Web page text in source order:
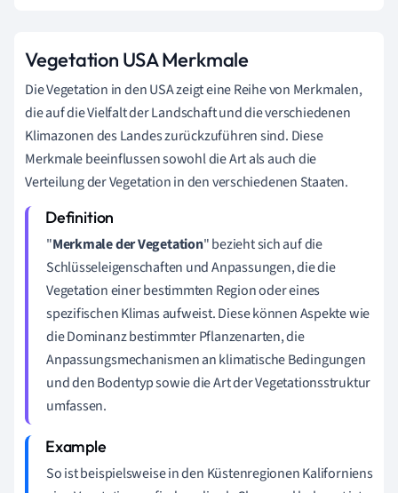
Vegetation USA Merkmale
Die Vegetation in den USA zeigt eine Reihe von Merkmalen,
die auf die Vielfalt der Landschaft und die verschiedenen
Klimazonen des Landes zurückzuführen sind. Diese
Merkmale beeinflussen sowohl die Art als auch die
Verteilung der Vegetation in den verschiedenen Staaten.
"Merkmale der Vegetation" bezieht sich auf die
Schlüsseleigenschaften und Anpassungen, die die
Vegetation einer bestimmten Region oder eines
spezifischen Klimas aufweist. Diese können Aspekte wie
die Dominanz bestimmter Pflanzenarten, die
Anpassungsmechanismen an klimatische Bedingungen
und den Bodentyp sowie die Art der Vegetationsstruktur
umfassen.
So ist beispielsweise in den Küstenregionen Kaliforniens